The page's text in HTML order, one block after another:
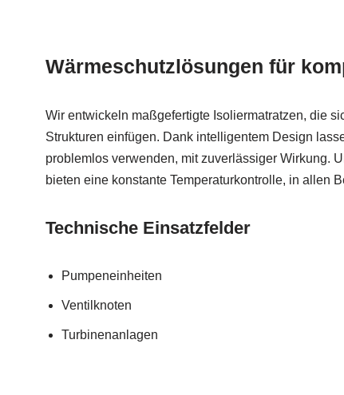
Wärmeschutzlösungen für
Wir entwickeln maßgefertigte Isoliermatratzen, die
Strukturen einfügen. Dank intelligentem Design
problemlos verwenden, mit zuverlässiger Wirkung.
bieten eine konstante Temperaturkontrolle, in allen
Technische Einsatzfelder
Pumpeneinheiten
Ventilknoten
Turbinenanlagen